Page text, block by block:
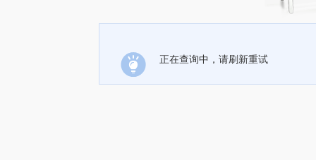
正在查询中，请刷新重试